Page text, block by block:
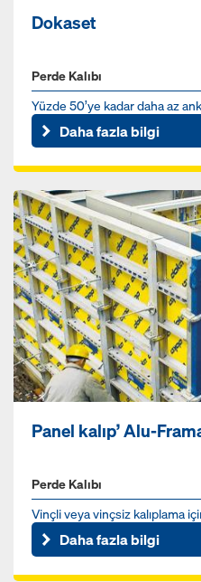
Dokaset
Perde Kalıbı
Yüzde 50’ye kadar daha az
Daha fazla bilgi
Panel kalıp’ Alu-
Perde Kalıbı
Vinçli veya vinçsiz kalıplama
Daha fazla bilgi